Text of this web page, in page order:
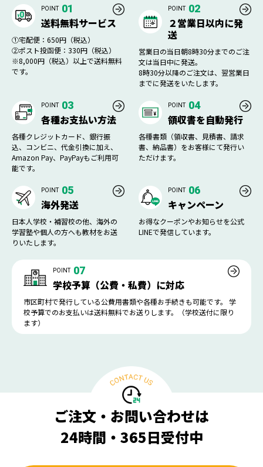
POINT 01
送料無料サービス
①宅配便：650円（税込）
②ポスト投函便：330円（税込）
※8,000円（税込）以上で送料無料
です。
POINT 02
２営業日以内に発
送
営業日の当日朝8時30分までのご注
文は当日中に発送。
8時30分以降のご注文は、翌営業日
までに発送をいたします。
POINT 03
各種お支払い方法
各種クレジットカード、銀行振
込、コンビニ、代金引換に加え、
Amazon Pay、PayPayもご利用可
能です。
POINT 04
領収書を自動発行
各種書類（領収書、見積書、請求
書、納品書）をお客様にて発行い
ただけます。
POINT 05
海外発送
日本人学校・補習校の他、海外の
学習塾や個人の方へも教材をお送
りいたします。
POINT 06
キャンペーン
お得なクーポンやお知らせを公式
LINEで発信しています。
POINT 07
学校予算（公費・私費）に対応
市区町村で発行している公費用書類や各種お手続きも可能です。 学
校予算でのお支払いは送料無料でお送りします。（学校送付に限り
ます）
ご注文・お問い合わせは
24時間・365日受付中